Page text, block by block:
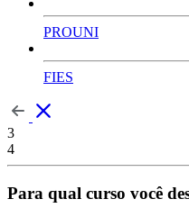
PROUNI
FIES
3
4
Para qual curso você